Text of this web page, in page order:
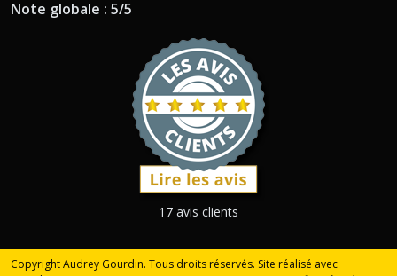
Note globale : 5/5
17 avis clients
Copyright Audrey Gourdin. Tous droits réservés. Site réalisé avec